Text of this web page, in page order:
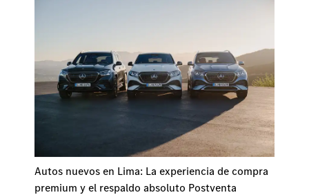
Autos nuevos en Lima: La experiencia de compra
premium y el respaldo absoluto Postventa